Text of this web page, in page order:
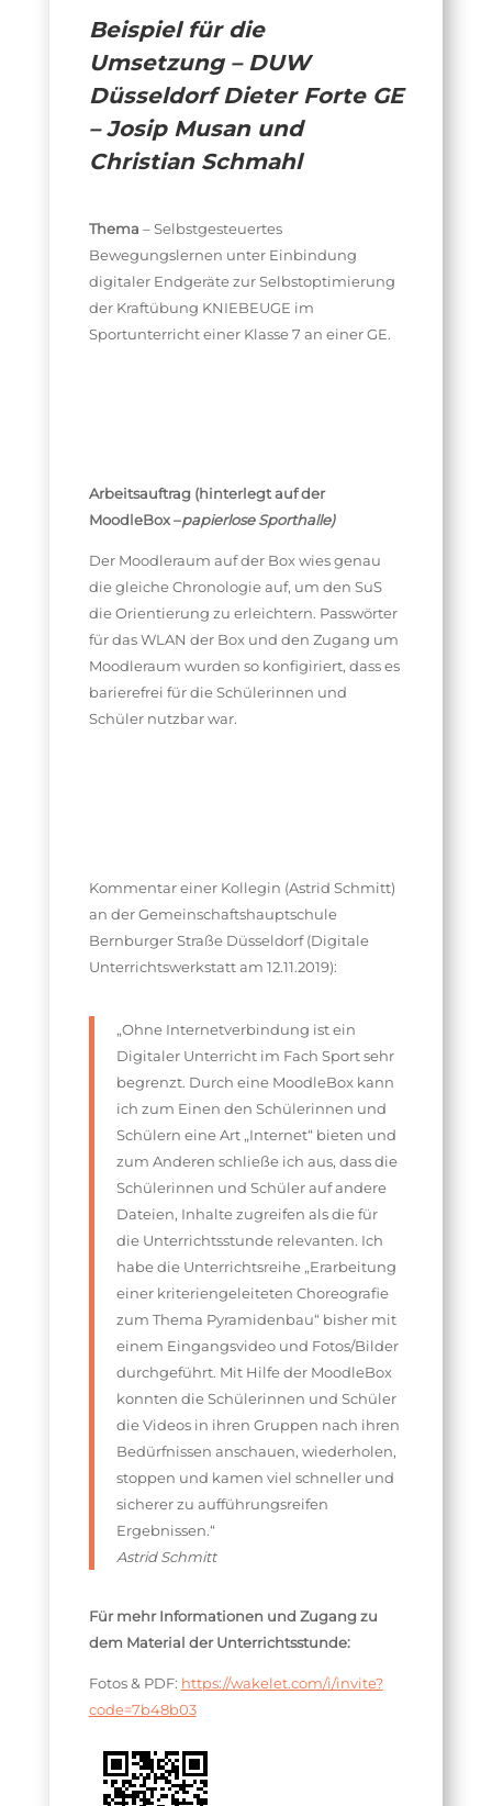
Beispiel für die
Umsetzung – DUW
Düsseldorf Dieter Forte GE
– Josip Musan und
Christian Schmahl
Thema – Selbstgesteuertes
Bewegungslernen unter Einbindung
digitaler Endgeräte zur Selbstoptimierung
der Kraftübung KNIEBEUGE im
Sportunterricht einer Klasse 7 an einer GE.
Arbeitsauftrag (hinterlegt auf der
MoodleBox –papierlose Sporthalle)
Der Moodleraum auf der Box wies genau
die gleiche Chronologie auf, um den SuS
die Orientierung zu erleichtern. Passwörter
für das WLAN der Box und den Zugang um
Moodleraum wurden so konfigiriert, dass es
barierefrei für die Schülerinnen und
Schüler nutzbar war.
Kommentar einer Kollegin (Astrid Schmitt)
an der Gemeinschaftshauptschule
Bernburger Straße Düsseldorf (Digitale
Unterrichtswerkstatt am 12.11.2019):
„Ohne Internetverbindung ist ein
Digitaler Unterricht im Fach Sport sehr
begrenzt. Durch eine MoodleBox kann
ich zum Einen den Schülerinnen und
Schülern eine Art „Internet“ bieten und
zum Anderen schließe ich aus, dass die
Schülerinnen und Schüler auf andere
Dateien, Inhalte zugreifen als die für
die Unterrichtsstunde relevanten. Ich
habe die Unterrichtsreihe „Erarbeitung
einer kriteriengeleiteten Choreografie
zum Thema Pyramidenbau“ bisher mit
einem Eingangsvideo und Fotos/Bilder
durchgeführt. Mit Hilfe der MoodleBox
konnten die Schülerinnen und Schüler
die Videos in ihren Gruppen nach ihren
Bedürfnissen anschauen, wiederholen,
stoppen und kamen viel schneller und
sicherer zu aufführungsreifen
Ergebnissen.“
Astrid Schmitt
Für mehr Informationen und Zugang zu
dem Material der Unterrichtsstunde:
Fotos & PDF: https://wakelet.com/i/invite?
code=7b48b03